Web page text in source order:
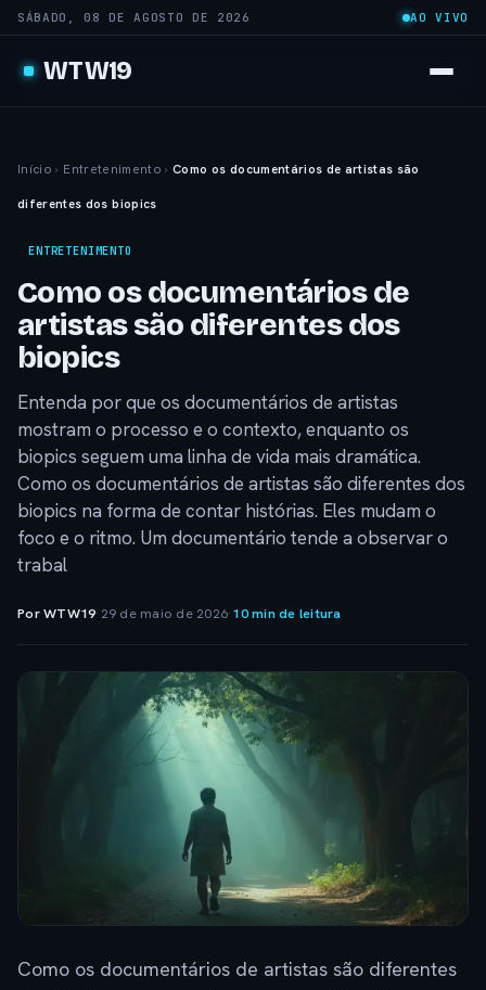
SÁBADO, 08 DE AGOSTO DE 2026 AO VIVO
WTW19
Início › Entretenimento › Como os documentários de artistas são
diferentes dos biopics
ENTRETENIMENTO
Como os documentários de
artistas são diferentes dos
biopics
Entenda por que os documentários de artistas
mostram o processo e o contexto, enquanto os
biopics seguem uma linha de vida mais dramática.
Como os documentários de artistas são diferentes dos
biopics na forma de contar histórias. Eles mudam o
foco e o ritmo. Um documentário tende a observar o
trabal
Por WTW19· 29 de maio de 2026·10 min de leitura
Como os documentários de artistas são diferentes